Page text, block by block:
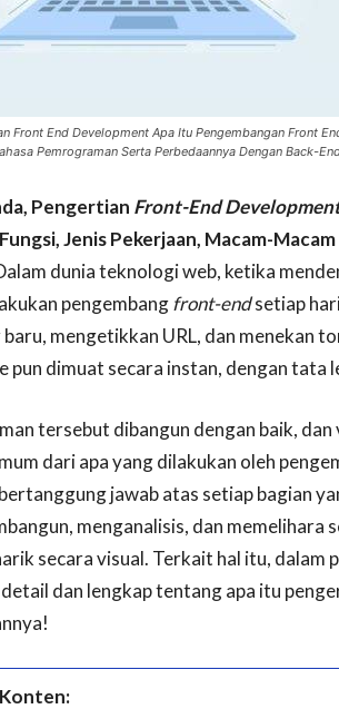
Front End Development Apa Itu Pengembangan Front
Pemrograman Serta Perbedaannya Dengan Back-
Pengertian Front-End
Jenis Pekerjaan, Macam-
dunia teknologi web, ketika
pengembang front-endsetiap
mengetikkan URL, dan menekan
pun dimuat secara instan, dengan tata
tersebut dibangun dengan baik,
dari apa yang dilakukan oleh
jawab atas setiap bagian
menganalisis, dan
secara visual. Terkait hal itu, dalam
dan lengkap tentang apa itu